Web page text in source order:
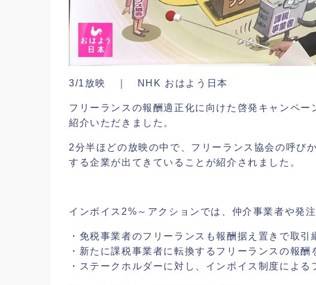
3/1放映 ｜ NHK おはよう日本
フリーランスの報酬適正化に向けた啓発キャンペ
紹介いただきました。
2分半ほどの放映の中で、フリーランス協会の呼び
する企業が出てきていることが紹介されました。
インボイス2%～アクションでは、仲介事業者や発注
・免税事業者のフリーランスも報酬据え置きで取引
・新たに課税事業者に転換するフリーランスの報酬
・ステークホルダーに対し、インボイス制度によ